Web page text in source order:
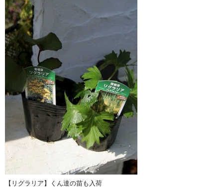
【リグラリア】くん達の苗も入荷